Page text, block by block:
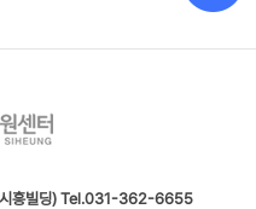
시흥빌딩) Tel.031-362-6655